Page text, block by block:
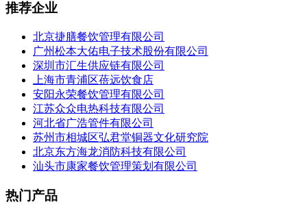
推荐企业
北京捷膳餐饮管理有限公司
广州松本大佑电子技术股份有限公司
深圳市汇生供应链有限公司
上海市青浦区蓓远饮食店
安阳永荣餐饮管理有限公司
江苏众众电热科技有限公司
河北省广浩管件有限公司
苏州市相城区弘君堂铜器文化研究院
北京东方海龙消防科技有限公司
汕头市康家餐饮管理策划有限公司
热门产品